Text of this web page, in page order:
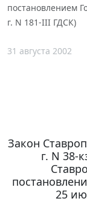
постановлением
г. N 181-III ГДСК)
31 августа 2002
Закон
г. N 38-
25